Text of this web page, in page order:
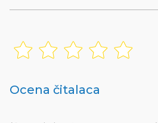
Ocena čitalaca